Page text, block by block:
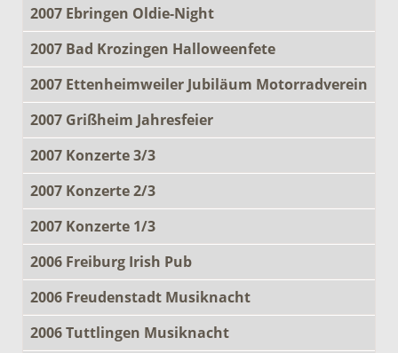
2007 Ebringen Oldie-Night
2007 Bad Krozingen Halloweenfete
2007 Ettenheimweiler Jubiläum Motorradverein
2007 Grißheim Jahresfeier
2007 Konzerte 3/3
2007 Konzerte 2/3
2007 Konzerte 1/3
2006 Freiburg Irish Pub
2006 Freudenstadt Musiknacht
2006 Tuttlingen Musiknacht